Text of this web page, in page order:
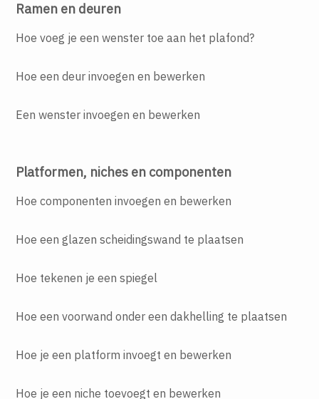
Ramen en deuren
Hoe voeg je een wenster toe aan het plafond?
Hoe een deur invoegen en bewerken
Een wenster invoegen en bewerken
Platformen, niches en componenten
Hoe componenten invoegen en bewerken
Hoe een glazen scheidingswand te plaatsen
Hoe tekenen je een spiegel
Hoe een voorwand onder een dakhelling te plaatsen
Hoe je een platform invoegt en bewerken
Hoe je een niche toevoegt en bewerken